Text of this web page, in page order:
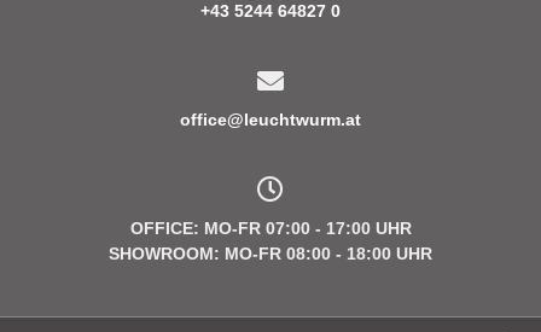
+43 5244 64827 0
office@leuchtwurm.at
OFFICE: MO-FR 07:00 - 17:00 UHR
SHOWROOM: MO-FR 08:00 - 18:00 UHR